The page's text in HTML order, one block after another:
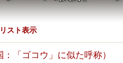
スト表示
：「ゴコウ」に似た呼称）